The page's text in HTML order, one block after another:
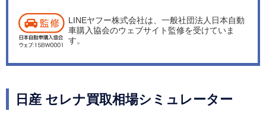
テック」と車中泊仕様の「マルチベッド」をフル
モデルチェンジした。 「オーテック」は、専用エ
シートに「キャプテンシート」を採用して、快適
性を高めている。 ボディカラーは、専用色のカス
LINEヤフー株式会社は、一般社団法人日本自動
車購入協会のウェブサイト監修を受けていま
す。
日産 セレナ買取相場シミュレーター